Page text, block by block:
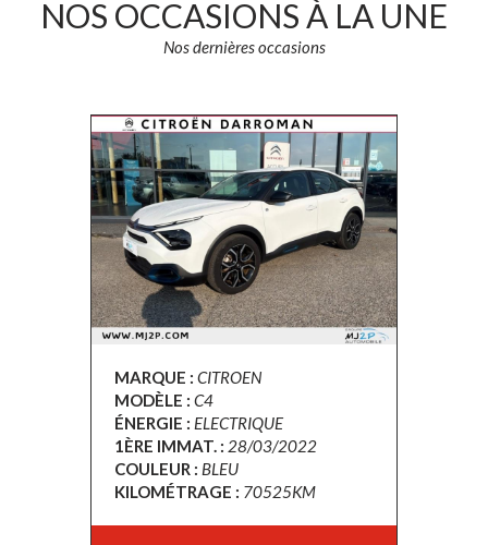
NOS OCCASIONS À LA UNE
Nos dernières occasions
MARQUE : CITROEN
MODÈLE : C4
ÉNERGIE : ELECTRIQUE
1ÈRE IMMAT. : 28/03/2022
COULEUR : BLEU
KILOMÉTRAGE : 70525KM